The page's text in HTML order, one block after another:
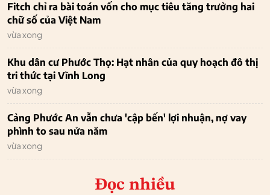
Fitch chỉ ra bài toán vốn cho mục tiêu tăng trưởng hai
chữ số của Việt Nam
vừa xong
Khu dân cư Phước Thọ: Hạt nhân của quy hoạch đô thị
tri thức tại Vĩnh Long
vừa xong
Cảng Phước An vẫn chưa 'cập bến' lợi nhuận, nợ vay
phình to sau nửa năm
vừa xong
Đọc nhiều